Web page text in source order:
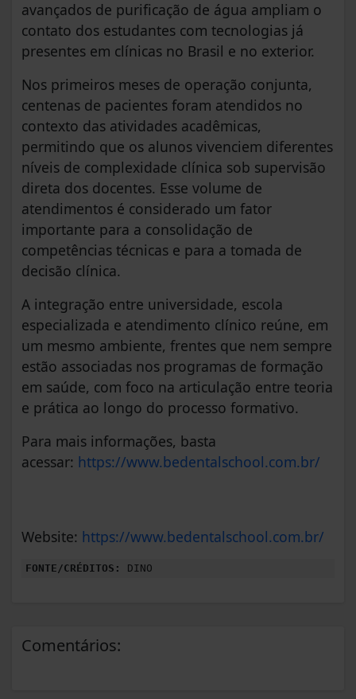
avançados de purificação de água ampliam o
contato dos estudantes com tecnologias já
presentes em clínicas no Brasil e no exterior.
Nos primeiros meses de operação conjunta,
centenas de pacientes foram atendidos no
contexto das atividades acadêmicas,
permitindo que os alunos vivenciem diferentes
níveis de complexidade clínica sob supervisão
direta dos docentes. Esse volume de
atendimentos é considerado um fator
importante para a consolidação de
competências técnicas e para a tomada de
decisão clínica.
A integração entre universidade, escola
especializada e atendimento clínico reúne, em
um mesmo ambiente, frentes que nem sempre
estão associadas nos programas de formação
em saúde, com foco na articulação entre teoria
e prática ao longo do processo formativo.
Para mais informações, basta
acessar: https://www.bedentalschool.com.br/
Website: https://www.bedentalschool.com.br/
FONTE/CRÉDITOS: DINO
Comentários: